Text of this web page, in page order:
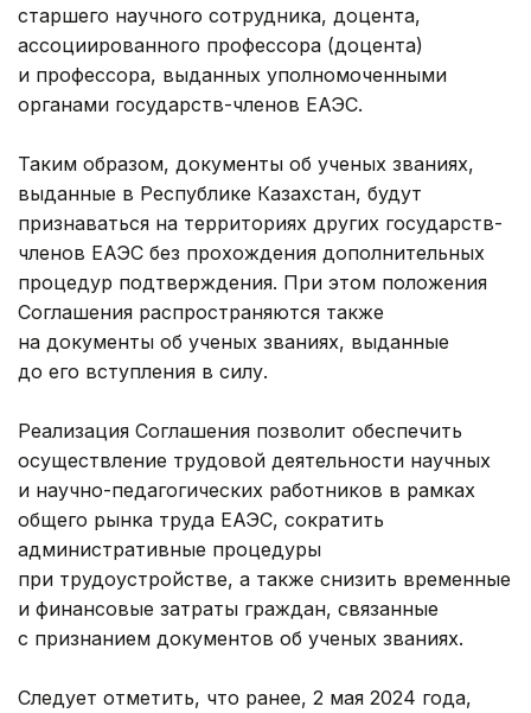
старшего научного сотрудника, доцента,
ассоциированного профессора (доцента)
и профессора, выданных уполномоченными
органами государств-членов ЕАЭС.
Таким образом, документы об ученых званиях,
выданные в Республике Казахстан, будут
признаваться на территориях других государств-
членов ЕАЭС без прохождения дополнительных
процедур подтверждения. При этом положения
Соглашения распространяются также
на документы об ученых званиях, выданные
до его вступления в силу.
Реализация Соглашения позволит обеспечить
осуществление трудовой деятельности научных
и научно-педагогических работников в рамках
общего рынка труда ЕАЭС, сократить
административные процедуры
при трудоустройстве, а также снизить временные
и финансовые затраты граждан, связанные
с признанием документов об ученых званиях.
Следует отметить, что ранее, 2 мая 2024 года,